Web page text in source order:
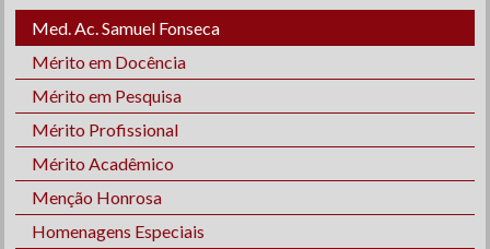
Med. Ac. Samuel Fonseca
Mérito em Docência
Mérito em Pesquisa
Mérito Profissional
Mérito Acadêmico
Menção Honrosa
Homenagens Especiais